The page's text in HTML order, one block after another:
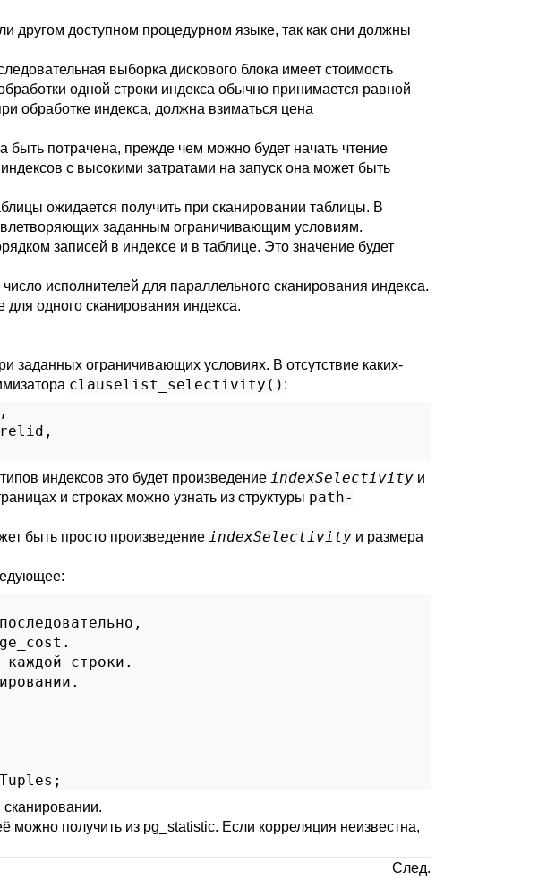
другом доступном процедурном языке, так как они должны
выборка дискового блока имеет стоимость
одной строки индекса обычно принимается равной
обработке индекса, должна взиматься цена
быть потрачена, прежде чем можно будет начать чтение
с высокими затратами на запуск она может быть
ожидается получить при сканировании таблицы. В
заданным ограничивающим условиям.
записей в индексе и в таблице. Это значение будет
исполнителей для параллельного сканирования индекса.
одного сканирования индекса.
заданных ограничивающих условиях. В отсутствие каких-
clauselist_selectivity() :
индексов это будет произведение indexSelectivity и
и строках можно узнать из структуры path-
быть просто произведение indexSelectivity и размера
строки.
получить из pg_statistic. Если корреляция неизвестна,
След.